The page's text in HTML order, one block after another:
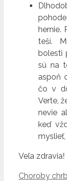
hernie.
teší.
bolesti
sú na
aspoň
čo v
Verte,
nevie
keď
Veľa zdravia!
Kategórie
Choroby